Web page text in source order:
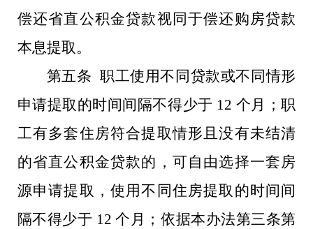
偿还省直公积金贷款视同于偿还购房贷款
本息提取。
第五条 职工使用不同贷款或不同情形
申请提取的时间间隔不得少于 12 个月；职
工有多套住房符合提取情形且没有未结清
的省直公积金贷款的，可自由选择一套房
源申请提取，使用不同住房提取的时间间
隔不得少于 12 个月；依据本办法第三条第